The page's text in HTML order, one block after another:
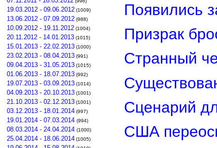
19.03.2012 - 09.06.2012 (1009)
13.06.2012 - 07.09.2012 (988)
10.09.2012 - 19.11.2012 (1004)
20.11.2012 - 14.01.2013 (1015)
15.01.2013 - 22.02.2013 (1000)
23.02.2013 - 08.04.2013 (991)
09.04.2013 - 31.05.2013 (1015)
01.06.2013 - 18.07.2013 (992)
19.07.2013 - 03.09.2013 (1014)
04.09.2013 - 20.10.2013 (1001)
21.10.2013 - 02.12.2013 (1001)
03.12.2013 - 18.01.2014 (997)
19.01.2014 - 07.03.2014 (994)
08.03.2014 - 24.04.2014 (1000)
25.04.2014 - 18.06.2014 (1005)
Появились
Призрак
Странный
Сценарий
США